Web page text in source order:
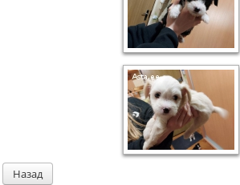
Назад